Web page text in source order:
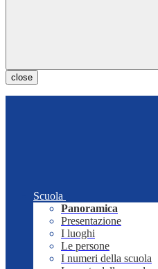
close
Scuola
Panoramica
Presentazione
I luoghi
Le persone
I numeri della scuola